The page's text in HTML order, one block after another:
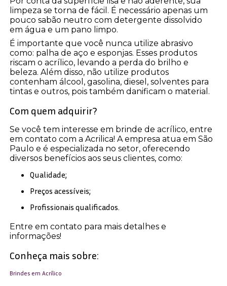
limpeza se torna de fácil. É necessário apenas um
pouco sabão neutro com detergente dissolvido
em água e um pano limpo.
É importante que você nunca utilize abrasivo
como: palha de aço e esponjas. Esses produtos
riscam o acrílico, levando a perda do brilho e
beleza. Além disso, não utilize produtos
contenham álcool, gasolina, diesel, solventes para
tintas e outros, pois também danificam o material.
Com quem adquirir?
Se você tem interesse em brinde de acrílico, entre
em contato com a Acrilica! A empresa atua em São
Paulo e é especializada no setor, oferecendo
diversos benefícios aos seus clientes, como:
Qualidade;
Preços acessíveis;
Profissionais qualificados.
Entre em contato para mais detalhes e
informações!
Conheça mais sobre:
Brindes em Acrílico